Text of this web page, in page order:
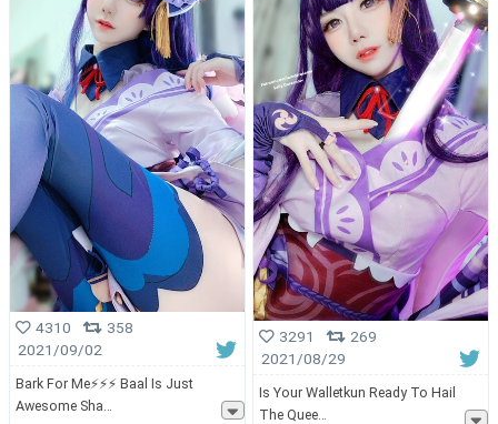
4310
358
2021/09/02
Bark For Me⚡⚡⚡ Baal Is Just
Awesome Sha
3291
269
2021/08/29
Is Your Walletkun Ready To Hail
The Quee